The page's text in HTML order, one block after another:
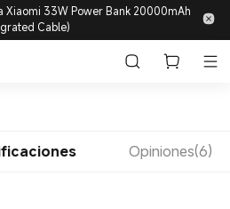
Xiaomi 33W Power Bank 20000mAh
Cable)
Opiniones(6)